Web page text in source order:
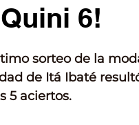
6!
sorteo de la
de Itá Ibaté
5 aciertos.